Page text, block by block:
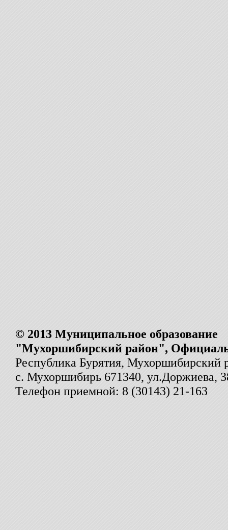
© 2013 Муниципальное образование
"Мухоршибирский район",
Республика Бурятия, Мухоршибирский
с. Мухоршибирь 671340, ул.Доржиева,
Телефон приемной: 8 (30143) 21-163